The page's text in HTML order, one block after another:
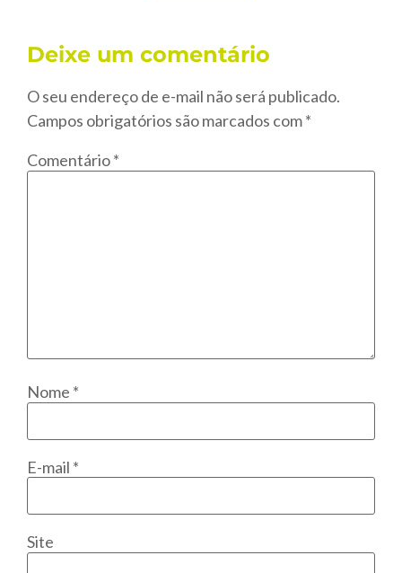
Deixe um comentário
O seu endereço de e-mail não será publicado.
Campos obrigatórios são marcados com*
Comentário*
Nome *
E-mail *
Site